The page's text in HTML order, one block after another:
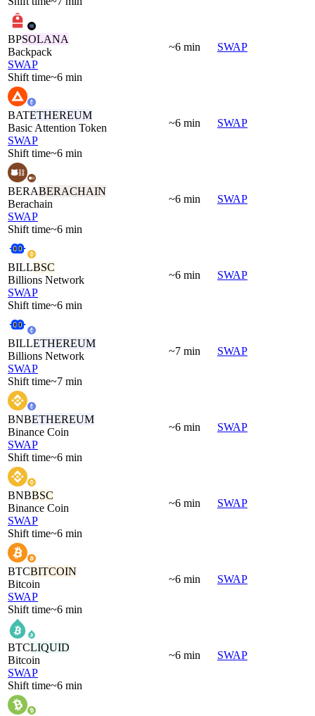
BPSOLANA
Backpack
SWAP
Shift time~6 min
~6 min SWAP
BATETHEREUM
Basic Attention Token
SWAP
Shift time~6 min
~6 min SWAP
BERABERACHAIN
Berachain
SWAP
Shift time~6 min
~6 min SWAP
BILLBSC
Billions Network
SWAP
Shift time~6 min
~6 min SWAP
BILLETHEREUM
Billions Network
SWAP
Shift time~7 min
~7 min SWAP
BNBETHEREUM
Binance Coin
SWAP
Shift time~6 min
~6 min SWAP
BNBBSC
Binance Coin
SWAP
Shift time~6 min
~6 min SWAP
BTCBITCOIN
Bitcoin
SWAP
Shift time~6 min
~6 min SWAP
BTCLIQUID
Bitcoin
SWAP
Shift time~6 min
~6 min SWAP